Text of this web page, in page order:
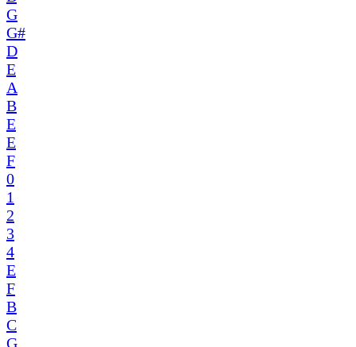
G
G#
D
E
A
B
E
E
F
0
1
2
3
4
E
F
B
C
G